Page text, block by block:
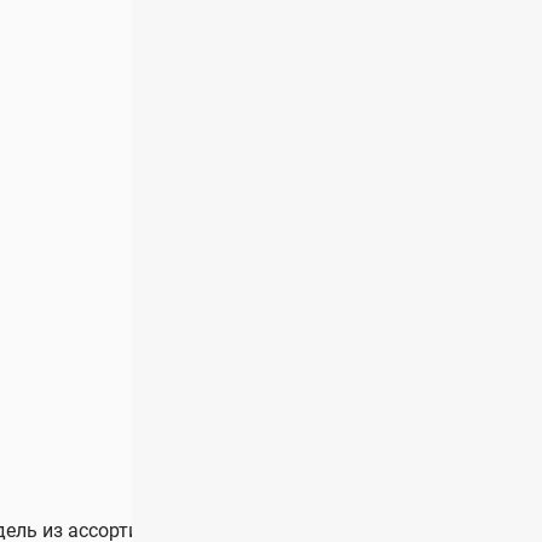
из ассортимента Hugo Boss. Купить Hugo Boss BOSS